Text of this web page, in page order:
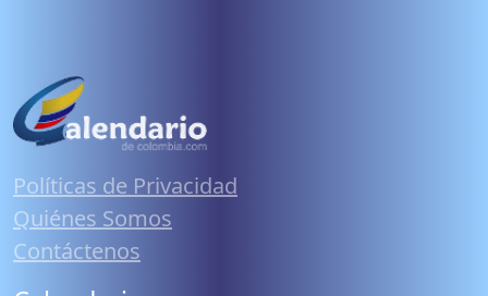
Políticas de Privacidad
Quiénes Somos
Contáctenos